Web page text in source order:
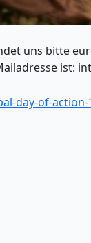
uns bitte
ist:
day-of-